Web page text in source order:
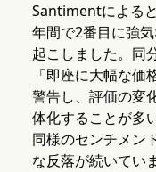
Santimentによる
年間で2番目に強
起こしました。同
「即座に大幅な
警告し、評価の変
体化することが多
同様のセンチメン
な反落が続いてい